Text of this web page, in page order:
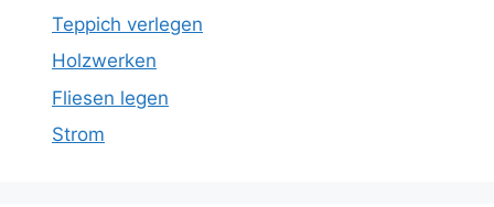
Teppich verlegen
Holzwerken
Fliesen legen
Strom